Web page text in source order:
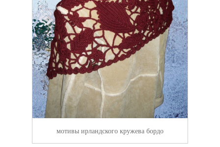
мотивы ирландского кружева бордо